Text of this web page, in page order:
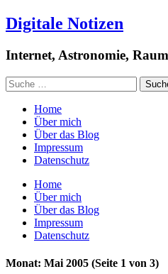
Digitale Notizen
Internet, Astronomie,
Home
Über mich
Über das Blog
Impressum
Datenschutz
Home
Über mich
Über das Blog
Impressum
Datenschutz
Monat: Mai 2005 (Seite 1 von 3)